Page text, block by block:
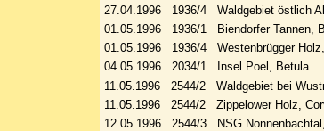
27.04.1996 1936/4 Waldgebiet östlich
01.05.1996 1936/1 Biendorfer Tannen,
01.05.1996 1936/4 Westenbrügger
04.05.1996 2034/1 Insel Poel, Betula
11.05.1996 2544/2 Waldgebiet bei
11.05.1996 2544/2 Zippelower Holz,
12.05.1996 2544/3 NSG